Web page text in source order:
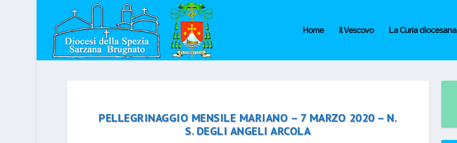
Home Il Vescovo La Curia diocesana
PELLEGRINAGGIO MENSILE MARIANO – 7 MARZO 2020 – N.
S. DEGLI ANGELI ARCOLA